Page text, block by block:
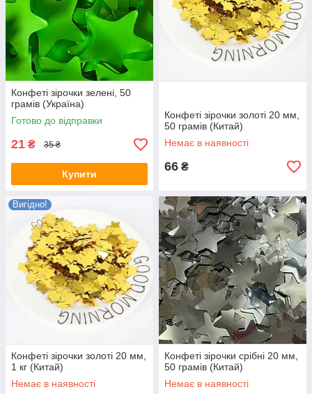
Конфеті зірочки зелені, 50
грамів (Україна)
Готово до відправки
21 ₴ 35 ₴
Купити
Конфеті зірочки золоті 20 мм,
50 грамів (Китай)
Немає в наявності
66 ₴
Вигідно!
Конфеті зірочки золоті 20 мм,
1 кг (Китай)
Немає в наявності
Конфеті зірочки срібні 20 мм,
50 грамів (Китай)
Немає в наявності